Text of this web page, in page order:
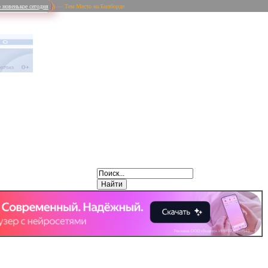
сегодня ) — Тем Место на Билборде